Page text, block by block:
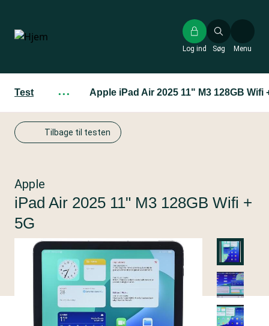
hovedindhold
Søg
Log ind Menu
Test ··· Apple iPad Air 2025 11" M3 128GB Wifi
Tilbage til testen
Apple
iPad Air 2025 11" M3 128GB Wifi +
5G